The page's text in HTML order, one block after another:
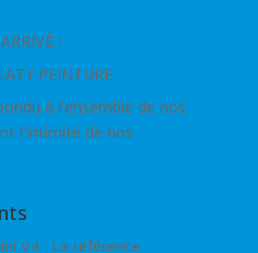
!
PEINTURE
à l’ensemble de nos
l’intimité de nos
V4 : La référence